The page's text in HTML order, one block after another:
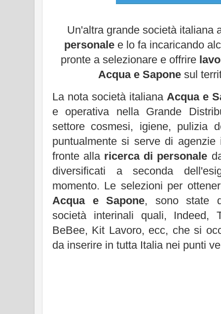
Un'altra grande società italiana
personale e lo fa incaricando
pronte a selezionare e offrire
Acqua e Sapone sul
La nota società italiana Acqua e
e operativa nella Grande
settore cosmesi, igiene, pulizia
puntualmente si serve di
fronte alla ricerca di personale
diversificati a seconda
momento. Le selezioni per
Acqua e Sapone, sono state
società interinali quali, Indeed,
BeBee, Kit Lavoro, ecc, che si
da inserire in tutta Italia nei punti